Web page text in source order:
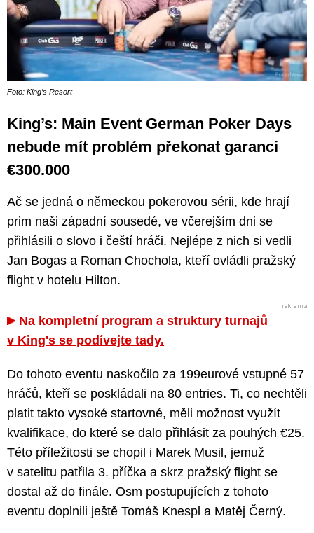
Foto: King’s Resort
King’s: Main Event German Poker Days
nebude mít problém překonat garanci
€300.000
Ač se jedná o německou pokerovou sérii, kde hrají
prim naši západní sousedé, ve včerejším dni se
přihlásili o slovo i čeští hráči. Nejlépe z nich si vedli
Jan Bogas a Roman Chochola, kteří ovládli pražský
flight v hotelu Hilton.
Na kompletní program a struktury turnajů
v King's se podívejte tady.
Do tohoto eventu naskočilo za 199eurové vstupné 57
hráčů, kteří se poskládali na 80 entries. Ti, co nechtěli
platit takto vysoké startovné, měli možnost využít
kvalifikace, do které se dalo přihlásit za pouhých €25.
Této příležitosti se chopil i Marek Musil, jemuž
v satelitu patřila 3. příčka a skrz pražský flight se
dostal až do finále. Osm postupujících z tohoto
eventu doplnili ještě Tomáš Knespl a Matěj Černý.